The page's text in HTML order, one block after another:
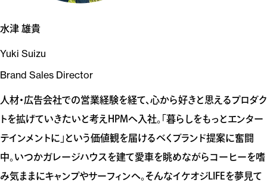
水津 雄貴
Yuki Suizu
Brand Sales Director
人材・広告会社での営業経験を経て、心から好きと思えるプロダク
トを拡げていきたいと考えHPMへ入社。「暮らしをもっとエンター
テインメントに」という価値観を届けるべくブランド提案に奮闘
中。いつかガレージハウスを建て愛車を眺めながらコーヒーを嗜
み気ままにキャンプやサーフィンへ。そんなイケオジLIFEを夢見て